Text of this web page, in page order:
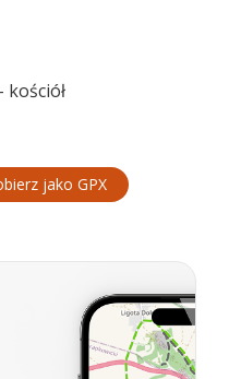
kościół
jako GPX